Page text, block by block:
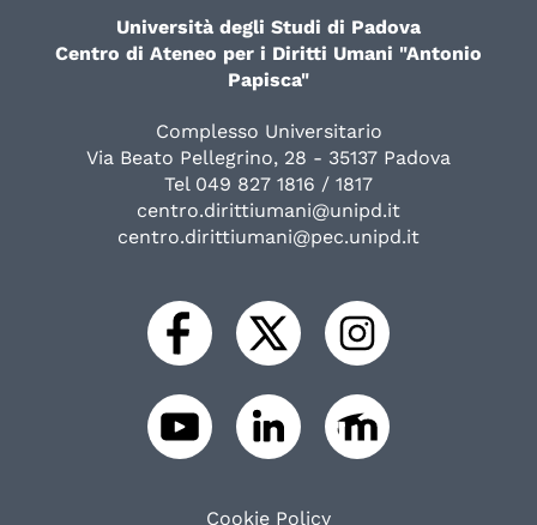
Università degli Studi di Padova
Centro di Ateneo per i Diritti Umani "Antonio
Papisca"
Complesso Universitario
Via Beato Pellegrino, 28 - 35137 Padova
Tel 049 827 1816 / 1817
centro.dirittiumani@unipd.it
centro.dirittiumani@pec.unipd.it
Cookie Policy